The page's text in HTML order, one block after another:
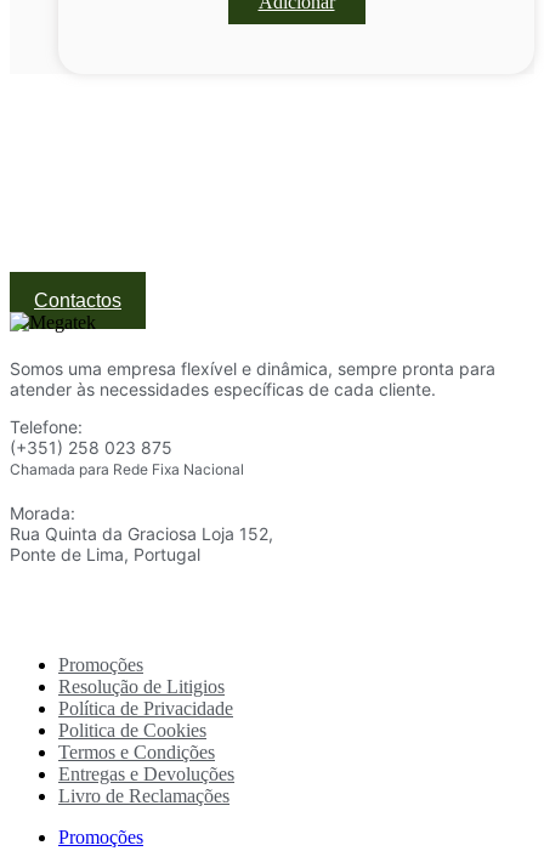
Contactos
Somos uma empresa flexível e dinâmica, sempre pronta para
atender às necessidades específicas de cada cliente.
Telefone:
(+351) 258 023 875
Chamada para Rede Fixa Nacional
Morada:
Rua Quinta da Graciosa Loja 152,
Ponte de Lima, Portugal
Promoções
Resolução de Litigios
Política de Privacidade
Politica de Cookies
Termos e Condições
Entregas e Devoluções
Livro de Reclamações
Promoções